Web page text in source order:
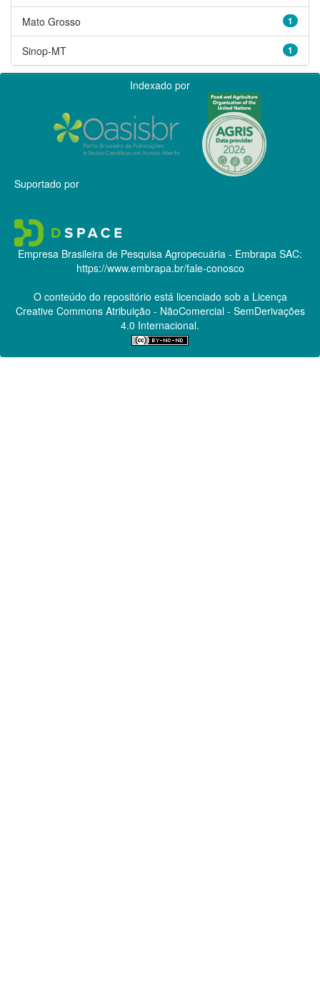
1
Mato Grosso
1
Sinop-MT
Indexado por
Suportado por
Empresa Brasileira de Pesquisa Agropecuária - Embrapa SAC:
https://www.embrapa.br/fale-conosco
O conteúdo do repositório está licenciado sob a Licença
Creative CommonsAtribuição - NãoComercial - SemDerivações
4.0 Internacional.